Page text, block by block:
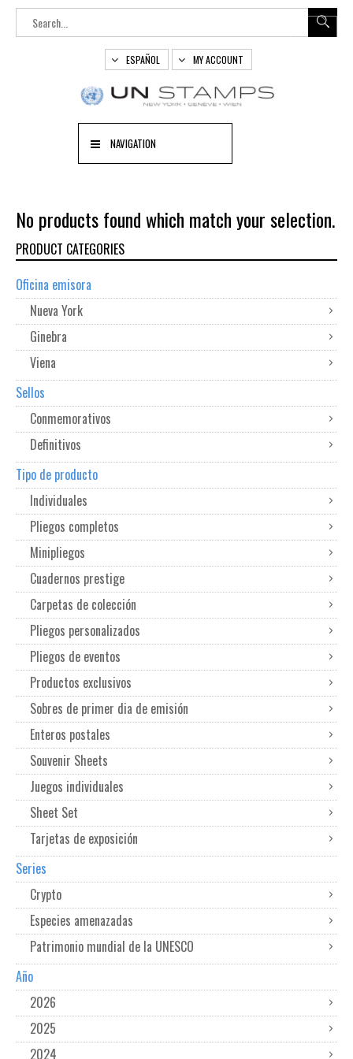
ESPAÑOL MY ACCOUNT
NAVIGATION
No products found which match your selection.
PRODUCT CATEGORIES
Oficina emisora
Nueva York
Ginebra
Viena
Sellos
Conmemorativos
Definitivos
Tipo de producto
Individuales
Pliegos completos
Minipliegos
Cuadernos prestige
Carpetas de colección
Pliegos personalizados
Pliegos de eventos
Productos exclusivos
Sobres de primer dia de emisión
Enteros postales
Souvenir Sheets
Juegos individuales
Sheet Set
Tarjetas de exposición
Series
Crypto
Especies amenazadas
Patrimonio mundial de la UNESCO
Año
2026
2025
2024